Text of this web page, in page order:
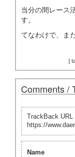
当分の間レース
す。
てなわけで、ま
[
Comments /
TrackBack
https://
Name